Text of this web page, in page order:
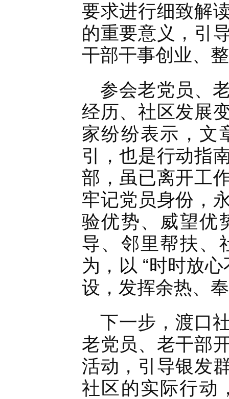
要求进行细致解
的重要意义，引
干部干事创业、
参会老党员、
经历、社区发展
家纷纷表示，文
引，也是行动指
部，虽已离开工
牢记党员身份，
验优势、威望优
导、邻里帮扶、
为，以 “时时放
设，发挥余热、
下一步，渡口
老党员、老干部
活动，引导银发
社区的实际行动